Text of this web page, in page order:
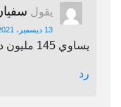
يقول
13 ديسمبر، 2021 الساعة 10:33 ص
يساوي 145 مليون دينار عراقي
رد